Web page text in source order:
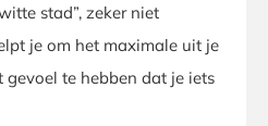
stad”, zeker niet
je om het maximale uit je
gevoel te hebben dat je iets